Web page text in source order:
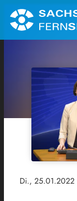
Di., 25.01.2022